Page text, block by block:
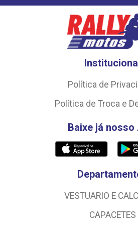
Política de
Política de Troca e
Baixe já nosso
VESTUARIO E
CAPACETES